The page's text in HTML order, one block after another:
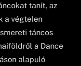
tanít, az
a végtelen
táncos
a Dance
alapuló